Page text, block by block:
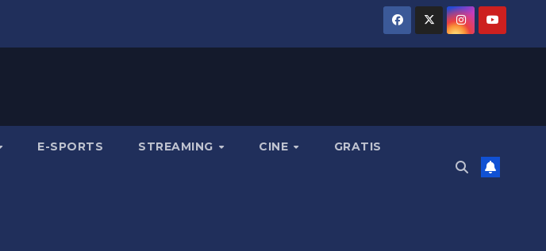
E-SPORTS STREAMING CINE GRATIS